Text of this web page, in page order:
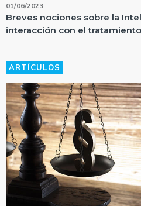
01/06/2023
Breves nociones sobre la
interacción con el
ARTÍCULOS